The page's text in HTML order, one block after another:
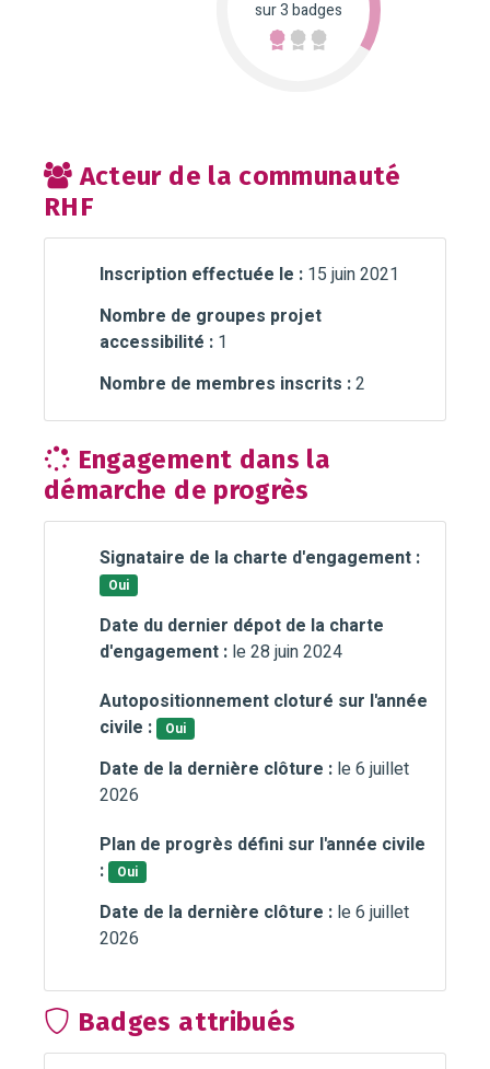
sur 3 badges
Acteur de la communauté
RHF
Inscription effectuée le : 15 juin 2021
Nombre de groupes projet
accessibilité : 1
Nombre de membres inscrits :2
Engagement dans la
démarche de progrès
Signataire de la charte d'engagement :
Oui
Date du dernier dépot de la charte
d'engagement : le 28 juin 2024
Autopositionnement cloturé sur l'année
civile :
Oui
Date de la dernière clôture : le 6 juillet
2026
Plan de progrès défini sur l'année civile
:
Oui
Date de la dernière clôture : le 6 juillet
2026
Badges attribués